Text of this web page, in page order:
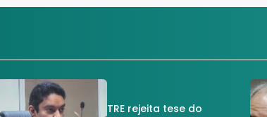
TRE rejeita tese do